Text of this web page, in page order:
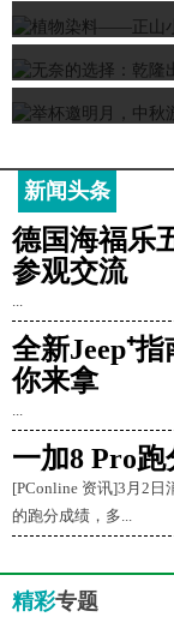
新闻头条
德国海福乐
参观交流
全新Jeep⁺
你来拿
一加8 Pro跑
[PConline 资讯]3月2日
的跑分成绩，多...
精彩专题